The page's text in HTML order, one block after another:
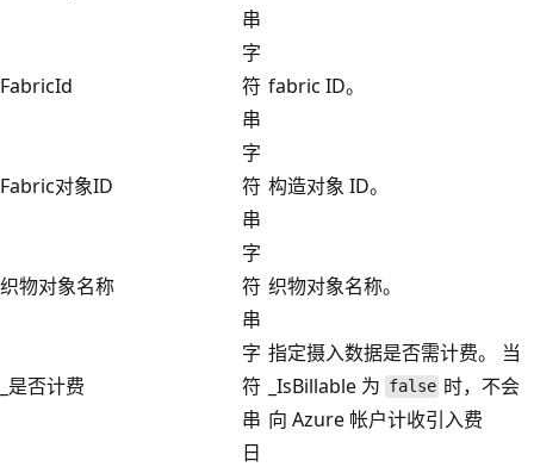
串
FabricId
字
符
串
fabric ID。
Fabric对象ID
字
符
串
构造对象 ID。
织物对象名称
字
符
串
织物对象名称。
_是否计费
字
符
串
指定摄入数据是否需计费。 当
_IsBillable 为 false 时，不会
向 Azure 帐户计收引入费
日